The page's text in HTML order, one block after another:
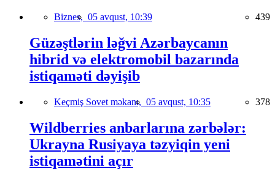
Biznes, 05 avqust, 10:39 439
Güzəştlərin ləğvi Azərbaycanın
hibrid və elektromobil bazarında
istiqaməti dəyişib
Keçmiş Sovet məkanı, 05 avqust, 10:35 378
Wildberries anbarlarına zərbələr:
Ukrayna Rusiyaya təzyiqin yeni
istiqamətini açır